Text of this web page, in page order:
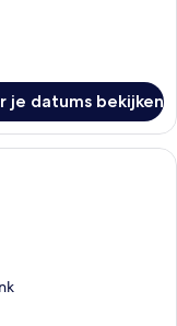
je datums bekijken
met een groot bed,